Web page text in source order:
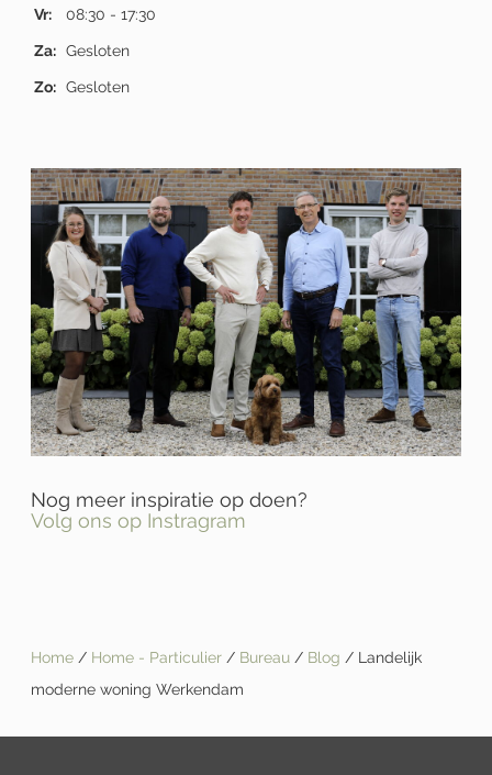
Vr: 08:30 - 17:30
Za: Gesloten
Zo: Gesloten
Nog meer inspiratie op doen?
Volg ons op Instragram
Home / Home - Particulier / Bureau / Blog / Landelijk
moderne woning Werkendam